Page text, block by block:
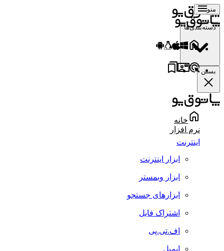
منو
دسته‌بندی‌ها
بستن
خانه
نرم افزار
اینترنت
ابزار اینترنت
ابزار وبمستر
ابزارهای جستجو
اشتراک فایل
اف.تی.پی
ایمیل